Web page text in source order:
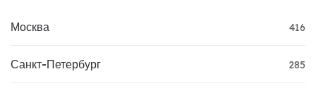
Москва 416
Санкт-Петербург 285